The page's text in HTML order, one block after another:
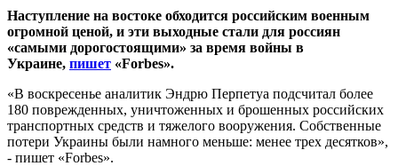
Наступление на востоке обходится российским военным
огромной ценой, и эти выходные стали для россиян
«самыми дорогостоящими» за время войны в
Украине, пишет «Forbes».
«В воскресенье аналитик Эндрю Перпетуа подсчитал более
180 поврежденных, уничтоженных и брошенных российских
транспортных средств и тяжелого вооружения. Собственные
потери Украины были намного меньше: менее трех десятков»,
- пишет «Forbes».